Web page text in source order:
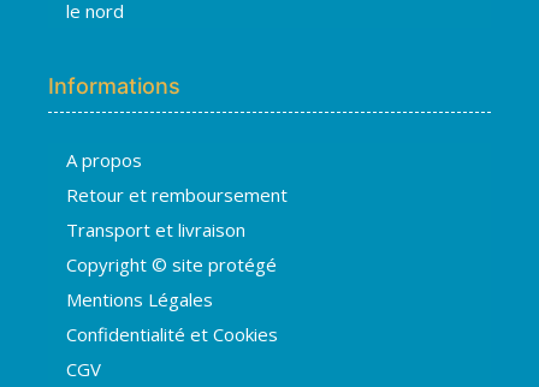
le nord
Informations
A propos
Retour et remboursement
Transport et livraison
Copyright © site protégé
Mentions Légales
Confidentialité et Cookies
CGV
En ligne · répond en quelques secondes
H
👋 Bonjour ! Je suis
puis-je vous aider ?
08:32